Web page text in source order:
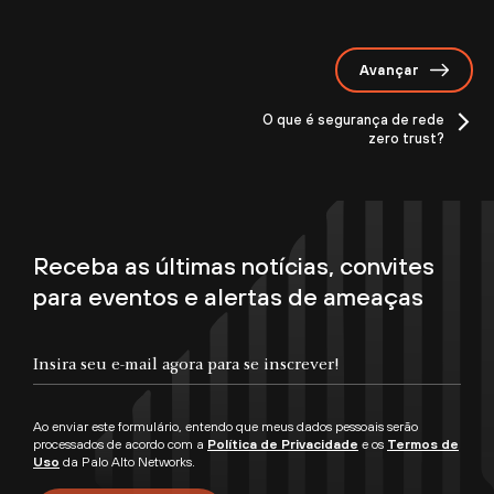
Avançar
O que é segurança de rede
zero trust?
Receba as últimas notícias, convites
para eventos e alertas de ameaças
Ao enviar este formulário, entendo que meus dados pessoais serão
processados de acordo com a Política de Privacidade e os Termos de
Uso da Palo Alto Networks.